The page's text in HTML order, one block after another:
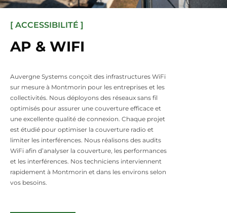
[ ACCESSIBILITÉ ]
AP & WIFI
Auvergne Systems conçoit des infrastructures WiFi
sur mesure à Montmorin pour les entreprises et les
collectivités. Nous déployons des réseaux sans fil
optimisés pour assurer une couverture efficace et
une excellente qualité de connexion. Chaque projet
est étudié pour optimiser la couverture radio et
limiter les interférences. Nous réalisons des audits
WiFi afin d’analyser la couverture, les performances
et les interférences. Nos techniciens interviennent
rapidement à Montmorin et dans les environs selon
vos besoins.